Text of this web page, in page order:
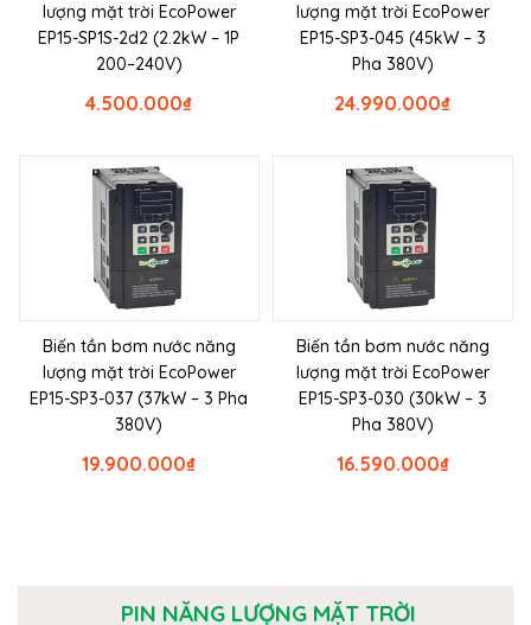
lượng mặt trời EcoPower
EP15-SP1S-2d2 (2.2kW – 1P
200–240V)
₫
4.500.000
lượng mặt trời EcoPower
EP15-SP3-045 (45kW – 3
Pha 380V)
₫
24.990.000
Biến tần bơm nước năng
lượng mặt trời EcoPower
EP15-SP3-037 (37kW – 3 Pha
380V)
₫
19.900.000
Biến tần bơm nước năng
lượng mặt trời EcoPower
EP15-SP3-030 (30kW – 3
Pha 380V)
₫
16.590.000
PIN NĂNG LƯỢNG MẶT TRỜI